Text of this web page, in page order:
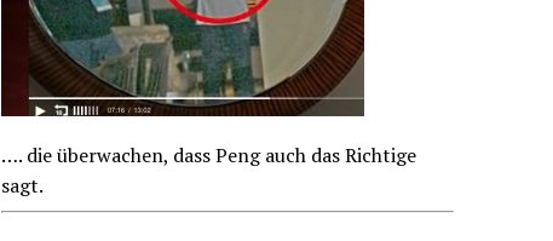
…. die überwachen, dass Peng auch das Richtige
sagt.